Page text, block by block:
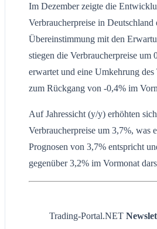
Im Dezember zeigte die
Verbraucherpreise in Deutschland
Übereinstimmung mit den
stiegen die Verbraucherpreise um
erwartet und eine Umkehrung
zum Rückgang von -0,4% im
Auf Jahressicht (y/y) erhöhten
Verbraucherpreise um 3,7%, was
Prognosen von 3,7% entspricht
gegenüber 3,2% im Vormonat
Trading-Portal.NET